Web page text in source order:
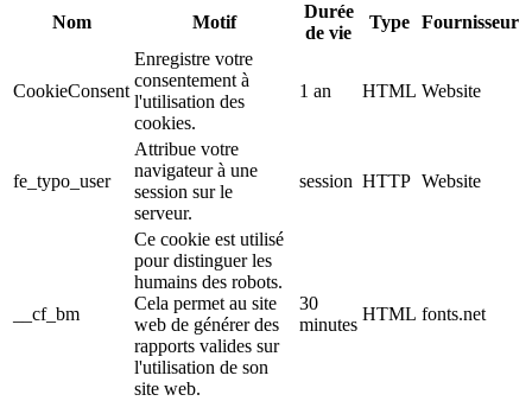
Nom Motif
Durée
de vie
Type Fournisseur
CookieConsent
Enregistre votre
consentement à
l'utilisation des
cookies.
1 an HTML Website
fe_typo_user
Attribue votre
navigateur à une
session sur le
serveur.
session HTTP Website
__cf_bm
Ce cookie est utilisé
pour distinguer les
humains des robots.
Cela permet au site
web de générer des
rapports valides sur
l'utilisation de son
site web.
30
minutes
HTML fonts.net